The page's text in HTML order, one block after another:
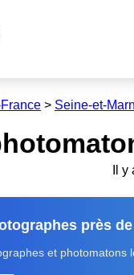
France > Seine-et-
Il
près
et